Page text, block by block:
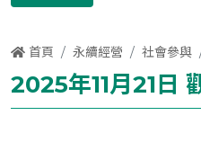
首頁 永續經營 社會參與
2025年11月21日